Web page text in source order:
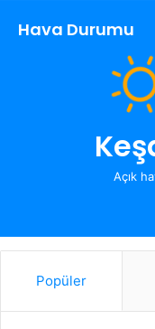
Hava Durumu
Açık
Popüler